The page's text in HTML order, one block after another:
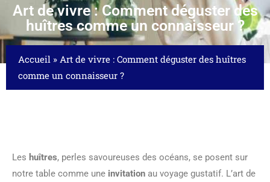
Art de vivre : Comment déguster des
huîtres comme un connaisseur ?
Accueil » Art de vivre : Comment déguster des huîtres
comme un connaisseur ?
Les huîtres, perles savoureuses des océans, se posent sur
notre table comme une invitation au voyage gustatif. L’art de